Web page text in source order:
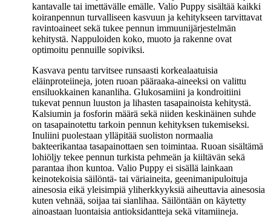
kantavalle tai imettävälle emälle. Valio Puppy sisältää kaikki
koiranpennun turvalliseen kasvuun ja kehitykseen tarvittavat
ravintoaineet sekä tukee pennun immuunijärjestelmän
kehitystä. Nappuloiden koko, muoto ja rakenne ovat
optimoitu pennuille sopiviksi.
Kasvava pentu tarvitsee runsaasti korkealaatuisia
eläinproteiineja, joten ruoan pääraaka-aineeksi on valittu
ensiluokkainen kananliha. Glukosamiini ja kondroitiini
tukevat pennun luuston ja lihasten tasapainoista kehitystä.
Kalsiumin ja fosforin määrä sekä niiden keskinäinen suhde
on tasapainotettu tarkoin pennun kehityksen tukemiseksi.
Inuliini puolestaan ylläpitää suoliston normaalia
bakteerikantaa tasapainottaen sen toimintaa. Ruoan sisältämä
lohiöljy tekee pennun turkista pehmeän ja kiiltävän sekä
parantaa ihon kuntoa. Valio Puppy ei sisällä lainkaan
keinotekoisia säilöntä- tai väriaineita, geenimanipuloituja
ainesosia eikä yleisimpiä yliherkkyyksiä aiheuttavia ainesosia
kuten vehnää, soijaa tai sianlihaa. Säilöntään on käytetty
ainoastaan luontaisia antioksidantteja sekä vitamiineja.